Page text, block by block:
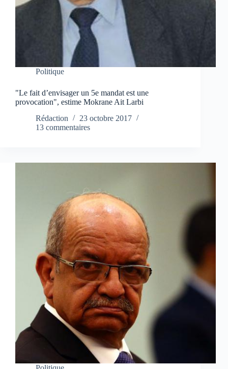
Politique
"Le fait d’envisager un 5e mandat est une
provocation", estime Mokrane Ait Larbi
Rédaction
23 octobre 2017
13 commentaires